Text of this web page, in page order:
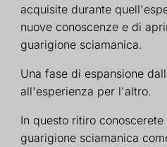
acquisite durante
nuove conoscenze e di
guarigione sciamanica.
Una fase di espansione
all'esperienza per l'altro.
In questo ritiro
guarigione sciamanica